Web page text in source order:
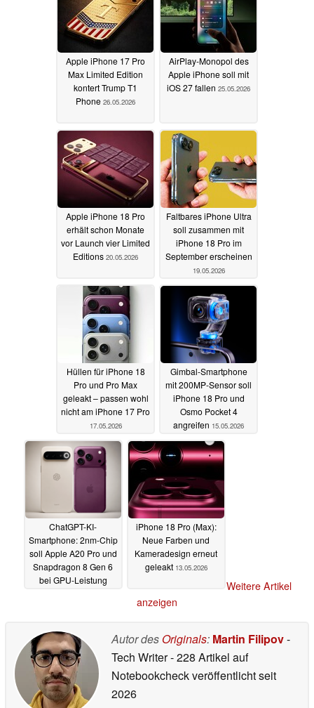
Apple iPhone 17 Pro
Max Limited Edition
kontert Trump T1
Phone 26.05.2026
AirPlay-Monopol des
Apple iPhone soll mit
iOS 27 fallen 25.05.2026
Apple iPhone 18 Pro
erhält schon Monate
vor Launch vier Limited
Editions 20.05.2026
Faltbares iPhone Ultra
soll zusammen mit
iPhone 18 Pro im
September erscheinen
19.05.2026
Hüllen für iPhone 18
Pro und Pro Max
geleakt – passen wohl
nicht am iPhone 17 Pro
17.05.2026
Gimbal-Smartphone
mit 200MP-Sensor soll
iPhone 18 Pro und
Osmo Pocket 4
angreifen 15.05.2026
ChatGPT-KI-
Smartphone: 2nm-Chip
soll Apple A20 Pro und
Snapdragon 8 Gen 6
bei GPU-Leistung
iPhone 18 Pro (Max):
Neue Farben und
Kameradesign erneut
geleakt 13.05.2026
Weitere Artikel
anzeigen
Autor des Originals: Martin Filipov-
Tech Writer- 228 Artikel auf
Notebookcheck veröffentlichtseit
2026